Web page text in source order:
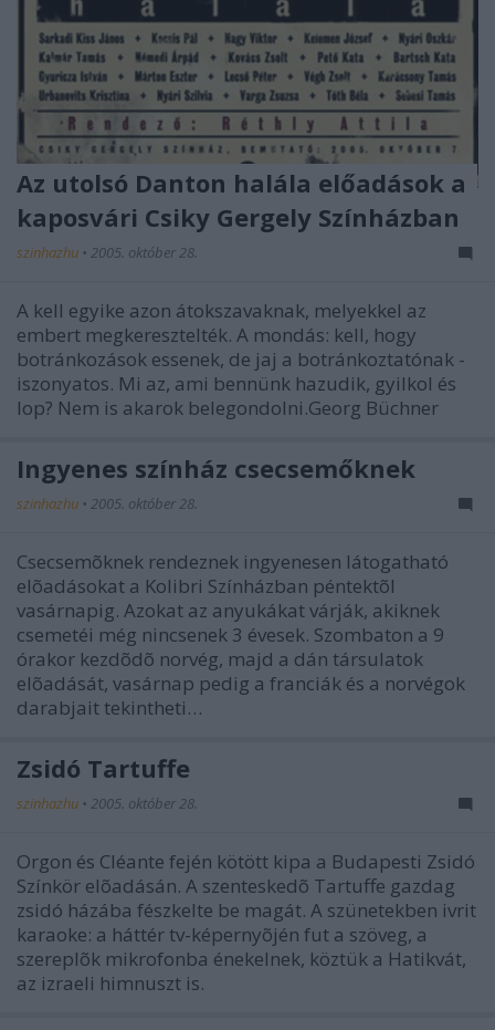
Az utolsó Danton halála előadások a
kaposvári Csiky Gergely Színházban
szinhazhu • 2005. október 28.
A kell egyike azon átokszavaknak, melyekkel az
embert megkeresztelték. A mondás: kell, hogy
botránkozások essenek, de jaj a botránkoztatónak -
iszonyatos. Mi az, ami bennünk hazudik, gyilkol és
lop? Nem is akarok belegondolni.Georg Büchner
Ingyenes színház csecsemőknek
szinhazhu • 2005. október 28.
Csecsemõknek rendeznek ingyenesen látogatható
elõadásokat a Kolibri Színházban péntektõl
vasárnapig. Azokat az anyukákat várják, akiknek
csemetéi még nincsenek 3 évesek. Szombaton a 9
órakor kezdõdõ norvég, majd a dán társulatok
elõadását, vasárnap pedig a franciák és a norvégok
darabjait tekintheti…
Zsidó Tartuffe
szinhazhu • 2005. október 28.
Orgon és Cléante fején kötött kipa a Budapesti Zsidó
Színkör elõadásán. A szenteskedõ Tartuffe gazdag
zsidó házába fészkelte be magát. A szünetekben ivrit
karaoke: a háttér tv-képernyõjén fut a szöveg, a
szereplõk mikrofonba énekelnek, köztük a Hatikvát,
az izraeli himnuszt is.